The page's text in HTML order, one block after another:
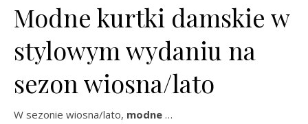
Modne kurtki damskie w
stylowym wydaniu na
sezon wiosna/lato
W sezonie wiosna/lato, modne …